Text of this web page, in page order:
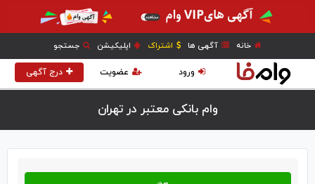
خانه آگهی ها اشتراک اپلیکیشن جستجو
درج آگهی عضویت ورود
وام بانکی معتبر در تهران